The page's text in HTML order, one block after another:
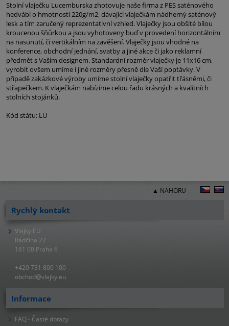
Stolní vlaječku Lucemburska zhotovuje naše firma z PES saténového
hedvábí o hmotnosti 220g/m2, dávající vlaječkám nádherný saténový
lesk a tím zaručený reprezentativní vzhled. Vlaječky jsou obšité bílou
kroucenou šňůrkou a jsou vyhotoveny buď v provedení horizontálním
na nasunutí, či vertikálním na zavěšení. Vlaječky jsou vhodné na
konference, obchodní jednání, svatby a jiné akce či jako reklamní
předmět s Vaším designem. Standardní rozměr vlaječky je 11x16 cm,
vyrobit ovšem umíme i jiné rozměry přesně dle Vaší poptávky. V
případě zakázkové výroby umíme stolní vlaječky opatřit třásněmi, či
střapečkem. K vlaječkám nabízíme celou řadu krásných a kvalitních
stolních stojánků.
Kód státu: LU
▲ NAHORU
Rychlý kontakt
Vlajky.EU
Radčina 22
161 00 Praha 6
+420 731 800 100
obchod@vlajky.eu
Informace
FAQ - Časté dotazy